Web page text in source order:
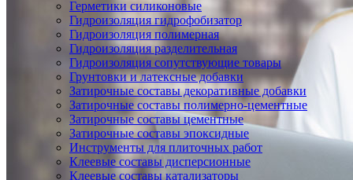
Герметики силиконовые
Гидроизоляция гидрофобизатор
Гидроизоляция полимерная
Гидроизоляция разделительная
Гидроизоляция сопутствующие товары
Грунтовки и латексные добавки
Затирочные составы декоративные добавки
Затирочные составы полимерно-цементные
Затирочные составы цементные
Затирочные составы эпоксидные
Инструменты для плиточных работ
Клеевые составы дисперсионные
Клеевые составы катализаторы